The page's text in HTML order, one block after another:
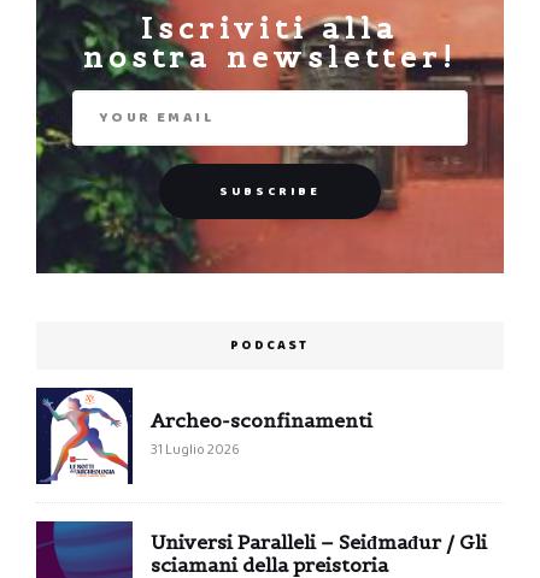
Iscriviti alla
nostra newsletter!
PODCAST
Archeo-sconfinamenti
31 Luglio 2026
Universi Paralleli – Seiđmađur / Gli
sciamani della preistoria